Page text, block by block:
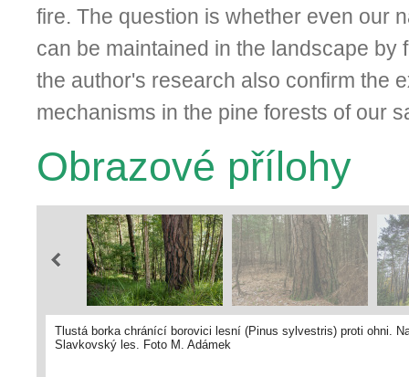
fire. The question is whether even our
can be maintained in the landscape by
the author's research also confirm the
mechanisms in the pine forests of our
Obrazové přílohy
Tlustá borka chránící borovici lesní (Pinus sylvestris) proti ohni.
Slavkovský les. Foto M. Adámek